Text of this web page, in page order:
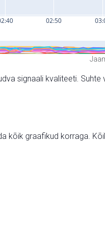
signaali kvaliteeti.
kõik graafikud korraga.